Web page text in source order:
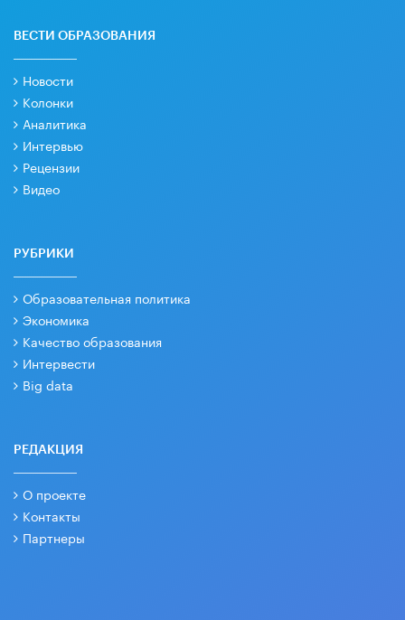
ВЕСТИ ОБРАЗОВАНИЯ
Новости
Колонки
Аналитика
Интервью
Рецензии
Видео
РУБРИКИ
Образовательная политика
Экономика
Качество образования
Интервести
Big data
РЕДАКЦИЯ
О проекте
Контакты
Партнеры